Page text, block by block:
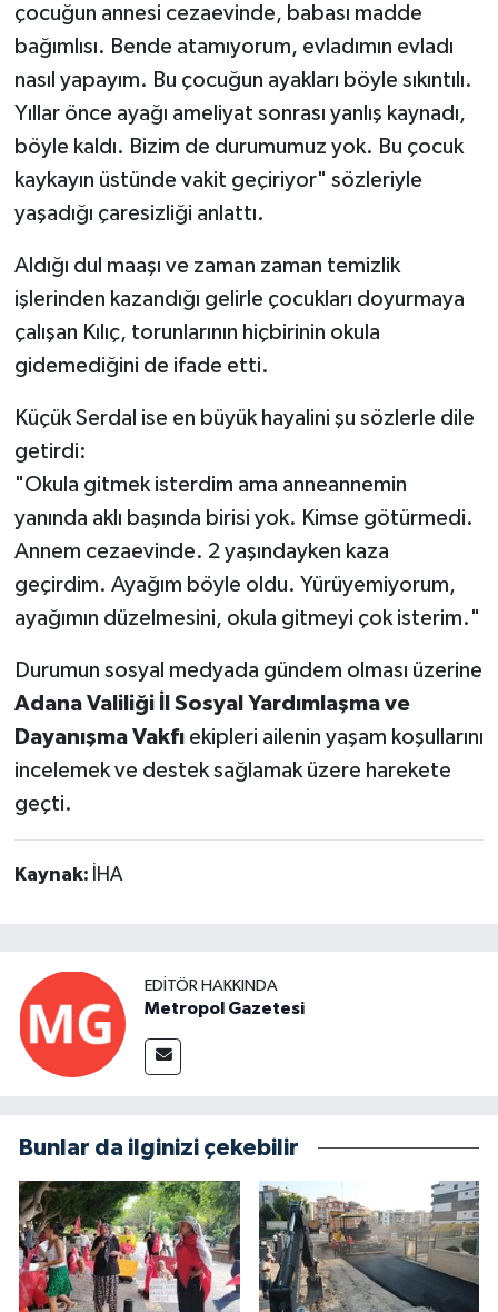
çocuğun annesi cezaevinde, babası madde
bağımlısı. Bende atamıyorum, evladımın evladı
nasıl yapayım. Bu çocuğun ayakları böyle sıkıntılı.
Yıllar önce ayağı ameliyat sonrası yanlış kaynadı,
böyle kaldı. Bizim de durumumuz yok. Bu çocuk
kaykayın üstünde vakit geçiriyor" sözleriyle
yaşadığı çaresizliği anlattı.
Aldığı dul maaşı ve zaman zaman temizlik
işlerinden kazandığı gelirle çocukları doyurmaya
çalışan Kılıç, torunlarının hiçbirinin okula
gidemediğini de ifade etti.
Küçük Serdal ise en büyük hayalini şu sözlerle dile
getirdi:
"Okula gitmek isterdim ama anneannemin
yanında aklı başında birisi yok. Kimse götürmedi.
Annem cezaevinde. 2 yaşındayken kaza
geçirdim. Ayağım böyle oldu. Yürüyemiyorum,
ayağımın düzelmesini, okula gitmeyi çok isterim."
Durumun sosyal medyada gündem olması üzerine
Adana Valiliği İl Sosyal Yardımlaşma ve
Dayanışma Vakfıekipleri ailenin yaşam koşullarını
incelemek ve destek sağlamak üzere harekete
geçti.
Kaynak: İHA
EDITÖR HAKKINDA
Metropol Gazetesi
Bunlar da ilginizi çekebilir